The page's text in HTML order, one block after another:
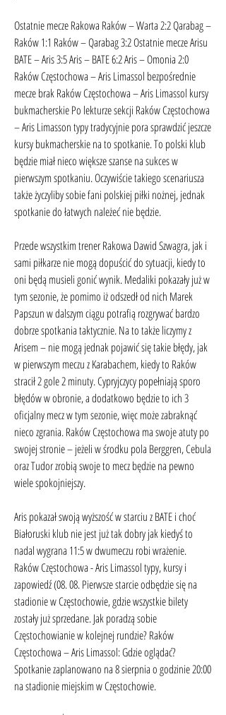
Ostatnie mecze Rakowa Raków – Warta 2:2 Qarabag –
Raków 1:1 Raków – Qarabag 3:2 Ostatnie mecze Arisu
BATE – Aris 3:5 Aris – BATE 6:2 Aris – Omonia 2:0
Raków Częstochowa – Aris Limassol bezpośrednie
mecze brak Raków Częstochowa – Aris Limassol kursy
bukmacherskie Po lekturze sekcji Raków Częstochowa
– Aris Limasson typy tradycyjnie pora sprawdzić jeszcze
kursy bukmacherskie na to spotkanie. To polski klub
będzie miał nieco większe szanse na sukces w
pierwszym spotkaniu. Oczywiście takiego scenariusza
także życzyliby sobie fani polskiej piłki nożnej, jednak
spotkanie do łatwych należeć nie będzie.
Przede wszystkim trener Rakowa Dawid Szwagra, jak i
sami piłkarze nie mogą dopuścić do sytuacji, kiedy to
oni będą musieli gonić wynik. Medaliki pokazały już w
tym sezonie, że pomimo iż odszedł od nich Marek
Papszun w dalszym ciągu potrafią rozgrywać bardzo
dobrze spotkania taktycznie. Na to także liczymy z
Arisem – nie mogą jednak pojawić się takie błędy, jak
w pierwszym meczu z Karabachem, kiedy to Raków
stracił 2 gole 2 minuty. Cypryjczycy popełniają sporo
błędów w obronie, a dodatkowo będzie to ich 3
oficjalny mecz w tym sezonie, więc może zabraknąć
nieco zgrania. Raków Częstochowa ma swoje atuty po
swojej stronie – jeżeli w środku pola Berggren, Cebula
oraz Tudor zrobią swoje to mecz będzie na pewno
wiele spokojniejszy.
Aris pokazał swoją wyższość w starciu z BATE i choć
Białoruski klub nie jest już tak dobry jak kiedyś to
nadal wygrana 11:5 w dwumeczu robi wrażenie.
Raków Częstochowa - Aris Limassol typy, kursy i
zapowiedź (08. 08. Pierwsze starcie odbędzie się na
stadionie w Częstochowie, gdzie wszystkie bilety
zostały już sprzedane. Jak poradzą sobie
Częstochowianie w kolejnej rundzie? Raków
Częstochowa – Aris Limassol: Gdzie oglądać?
Spotkanie zaplanowano na 8 sierpnia o godzinie 20:00
na stadionie miejskim w Częstochowie.